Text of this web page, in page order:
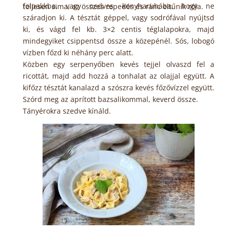
teljesen sima, az összes repedés és ránc eltűnik róla.
folpakkba, vagy nedves konyharuhába, hogy ne
száradjon ki. A tésztát géppel, vagy sodrófával nyújtsd
ki, és vágd fel kb. 3×2 centis téglalapokra, majd
mindegyiket csippentsd össze a közepénél. Sós, lobogó
vízben főzd ki néhány perc alatt.
Közben egy serpenyőben kevés tejjel olvaszd fel a
ricottát, majd add hozzá a tonhalat az olajjal együtt. A
kifőzz tésztát kanalazd a szószra kevés főzővízzel együtt.
Szórd meg az aprított bazsalikommal, keverd össze.
Tányérokra szedve kínáld.